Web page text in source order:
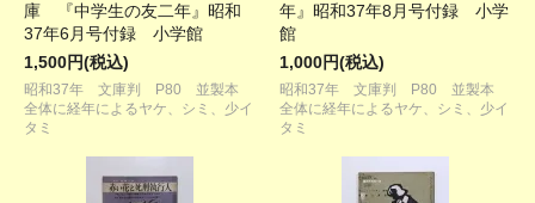
庫 『中学生の友二年』昭和
37年6月号付録 小学館
1,500円(税込)
昭和37年 文庫判 P80 並製本
全体に経年によるヤケ、シミ、少イ
タミ
年』昭和37年8月号付録 小学
館
1,000円(税込)
昭和37年 文庫判 P80 並製本
全体に経年によるヤケ、シミ、少イ
タミ